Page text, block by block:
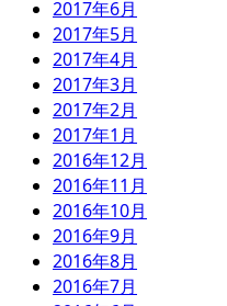
2017年6月
2017年5月
2017年4月
2017年3月
2017年2月
2017年1月
2016年12月
2016年11月
2016年10月
2016年9月
2016年8月
2016年7月